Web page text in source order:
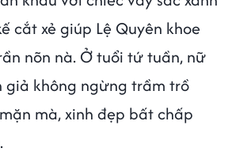
cắt xẻ giúp Lệ Quyên khoe
nõn nà. Ở tuổi tứ tuần, nữ
giả không ngừng trầm trồ
mà, xinh đẹp bất chấp